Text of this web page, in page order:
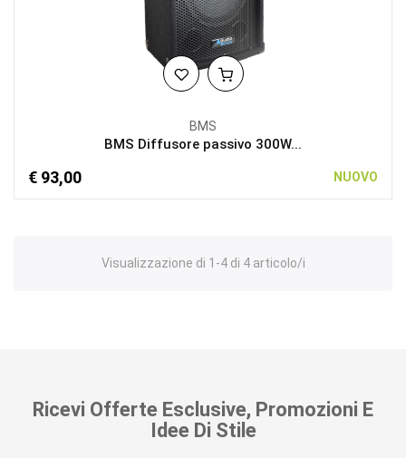
BMS
BMS Diffusore passivo 300W...
€ 93,00 NUOVO
Visualizzazione di 1-4 di 4 articolo/i
Ricevi Offerte Esclusive, Promozioni E
Idee Di Stile